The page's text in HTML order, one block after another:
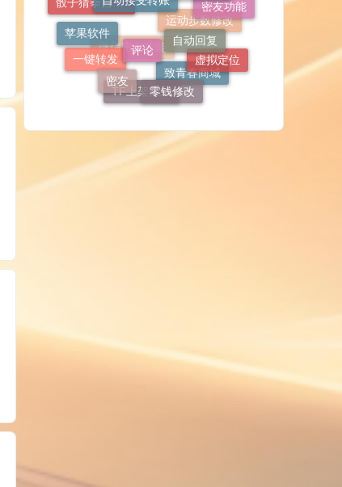
微信密友功能
点赞
运动步数修改
致青春商城
TF上架模式
一键转发
骰子猜拳自定义
密友功能
虚拟定位
零钱修改
密友
苹果软件
自动回复
评论